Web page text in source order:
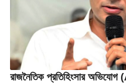
রাজনৈতিক প্রতিহিংসার